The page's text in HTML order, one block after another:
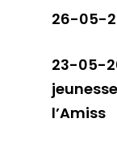
26-05-
23-05-
l’Amiss